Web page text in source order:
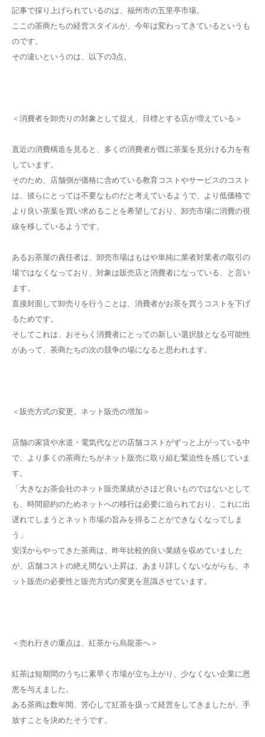
記事で採り上げられているのは、福州市の五里亭市場。
ここの茶商たちの経営スタイルが、今年は変わってきているというも
のです。
その違いというのは、以下の3点。
＜消費者を卸売りの対象として捉え、目標とする店が増えている＞
直近の消費構造を見ると、多くの消費者が既に茶葉を見分ける力を有
しています。
そのため、店舗側が価格に含めている教育コストやサービスのコスト
は、彼らにとっては不要なものだと考えているようで、より低価格で
より良い茶葉を買い求めることを希望しており、卸売市場に消費の視
線を移しているようです。
あるお茶屋の責任者は、卸売市場はもはや単純に業者対業者の取引の
場ではなくなっており、対象は販売店と消費者になっている、と言い
ます。
直接対面して卸売りを行うことは、消費者がお茶を買うコストを下げ
るためです。
そしてこれは、おそらく消費者にとっての新しい選択肢となる可能性
があって、茶商たちの次の競争の場になると思われます。
＜販売方式の変更。ネット販売の増加＞
店舗の家賃や水道・電気代などの店舗コストがずっと上がっている中
で、より多くの茶商たちがネット販売に取り組む緊迫性を感じていま
す。
「大きなお茶会社のネット販売業績がさほど良いものではないとして
も、時間節約のためネットへの移行は必要に迫られており、これに出
遅れてしまうとネット市場の旨みを得ることができなくなってしま
う」
安渓からやってきた茶商は、昨年比較的良い業績を収めていました
が、店舗コストの絶え間ない上昇は、あまり詳しくないながらも、ネ
ット販売の必要性と販売方式の変更を意識させています。
＜売れ行きの重点は、紅茶から烏龍茶へ＞
紅茶は短期間のうちに素早く市場が立ち上がり、少なくない企業に恩
恵を与えました。
ある茶商は数年間、苦心して紅茶を扱って経営をしてきましたが、手
放すことを決めたそうです。